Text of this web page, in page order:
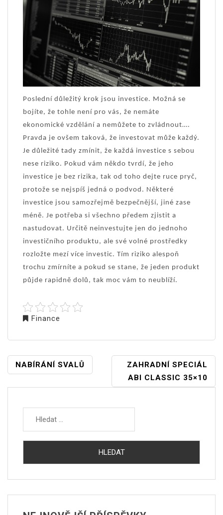
Poslední důležitý krok jsou investice. Možná se
bojíte, že tohle není pro vás, že nemáte
ekonomické vzdělání a nemůžete to zvládnout….
Pravda je ovšem taková, že investovat může každý.
Je důležité tady zmínit, že každá investice s sebou
nese riziko. Pokud vám někdo tvrdí, že jeho
investice je bez rizika, tak od toho dejte ruce pryč,
protože se nejspíš jedná o podvod. Některé
investice jsou samozřejmě bezpečnější, jiné zase
méně. Je potřeba si všechno předem zjistit a
nastudovat. Určitě neinvestujte jen do jednoho
investičního produktu, ale své volné prostředky
rozložte mezí více investic. Tím riziko alespoň
trochu zmírníte a pokud se stane, že jeden produkt
půjde rapidně dolů, tak moc vám to neublíží.
Finance
NAVIGACE
PRO
PŘÍSPĚVEK
NABÍRÁNÍ SVALŮ
ZAHRADNÍ SPECIÁL
ABI CLASSIC 35×10
Vyhledávání